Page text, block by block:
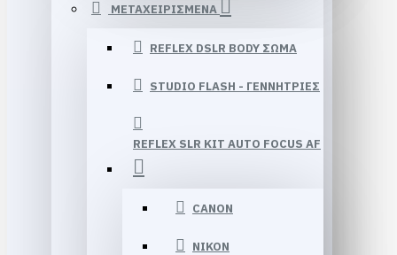
ΜΕΤΑΧΕΙΡΙΣΜΕΝΑ
REFLEX DSLR BODY ΣΩΜΑ
STUDIO FLASH - ΓΕΝΝΉΤΡΙΕΣ
REFLEX SLR KIT AUTO FOCUS AF
CANON
NIKON